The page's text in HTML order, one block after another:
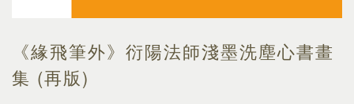
《緣飛筆外》衍陽法師淺墨洗塵心書畫
集 (再版)